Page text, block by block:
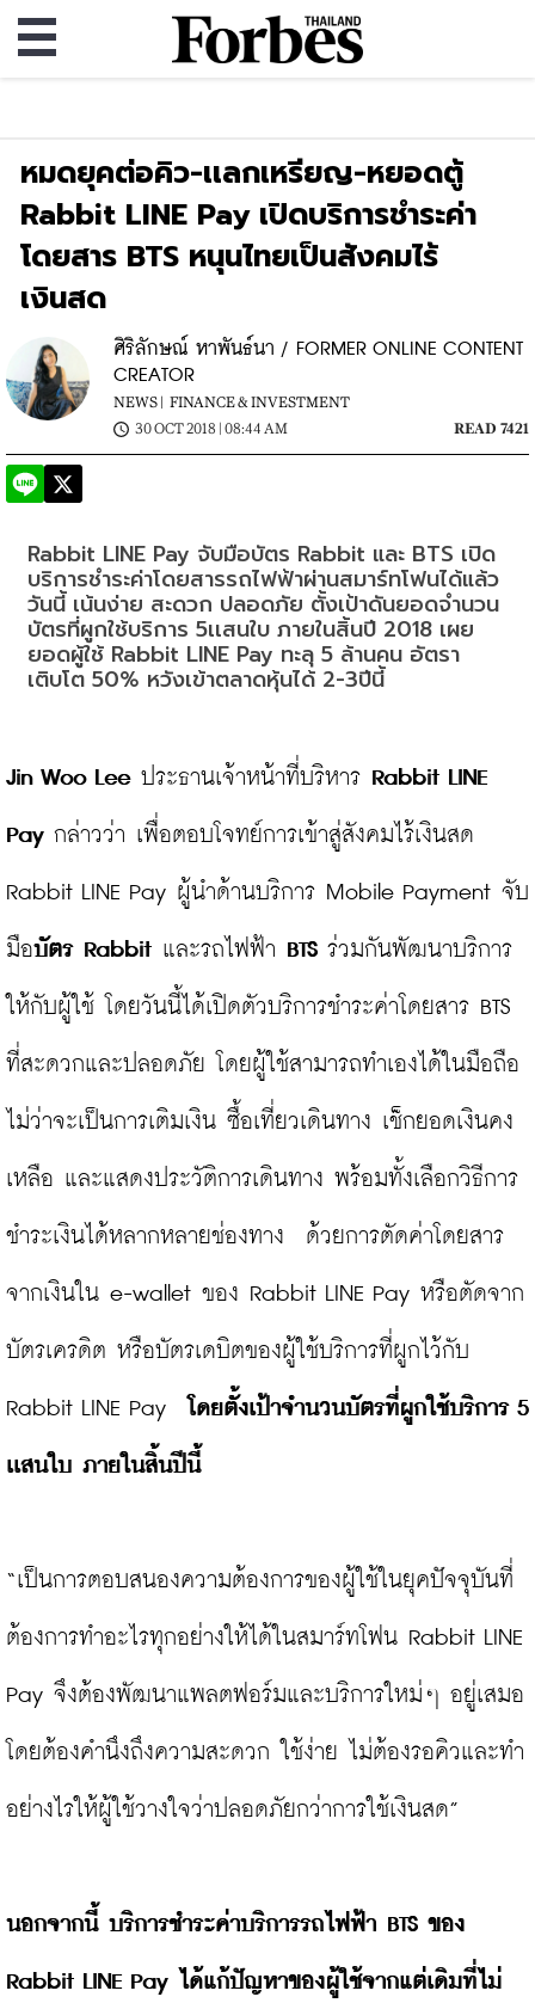
หมดยุคต่อคิว-เเลกเหรียญ-หยอดตู้
Rabbit LINE Pay เปิดบริการชำระค่า
โดยสาร BTS หนุนไทยเป็นสังคมไร้
เงินสด
ศิริลักษณ์ หาพันธ์นา / FORMER ONLINE CONTENT
CREATOR
NEWS |
FINANCE & INVESTMENT
30 OCT 2018 | 08:44 AM
READ 7421
Rabbit LINE Pay จับมือบัตร Rabbit และ BTS เปิด
บริการชำระค่าโดยสารรถไฟฟ้าผ่านสมาร์ทโฟนได้แล้ว
วันนี้ เน้นง่าย สะดวก ปลอดภัย ตั้งเป้าดันยอดจำนวน
บัตรที่ผูกใช้บริการ 5เเสนใบ ภายในสิ้นปี 2018 เผย
ยอดผู้ใช้ Rabbit LINE Pay ทะลุ 5 ล้านคน อัตรา
เติบโต 50% หวังเข้าตลาดหุ้นได้ 2-3ปีนี้
Jin Woo Lee ประธานเจ้าหน้าที่บริหาร Rabbit LINE
Pay กล่าวว่า เพื่อตอบโจทย์การเข้าสู่สังคมไร้เงินสด
Rabbit LINE Pay ผู้นำด้านบริการ Mobile Payment จับ
มือบัตร Rabbit และรถไฟฟ้า BTS ร่วมกันพัฒนาบริการ
ให้กับผู้ใช้ โดยวันนี้ได้เปิดตัวบริการชำระค่าโดยสาร BTS
ที่สะดวกและปลอดภัย โดยผู้ใช้สามารถทำเองได้ในมือถือ
ไม่ว่าจะเป็นการเติมเงิน ซื้อเที่ยวเดินทาง เช็กยอดเงินคง
เหลือ และแสดงประวัติการเดินทาง พร้อมทั้งเลือกวิธีการ
ชำระเงินได้หลากหลายช่องทาง  ด้วยการตัดค่าโดยสาร
จากเงินใน e-wallet ของ Rabbit LINE Pay หรือตัดจาก
บัตรเครดิต หรือบัตรเดบิตของผู้ใช้บริการที่ผูกไว้กับ
Rabbit LINE Pay โดยตั้งเป้าจำนวนบัตรที่ผูกใช้บริการ 5
เเสนใบ ภายในสิ้นปีนี้
“เป็นการตอบสนองความต้องการของผู้ใช้ในยุคปัจจุบันที่
ต้องการทำอะไรทุกอย่างให้ได้ในสมาร์ทโฟน Rabbit LINE
Pay จึงต้องพัฒนาแพลตฟอร์มและบริการใหม่ๆ อยู่เสมอ
โดยต้องคำนึงถึงความสะดวก ใช้ง่าย ไม่ต้องรอคิวและทำ
อย่างไรให้ผู้ใช้วางใจว่าปลอดภัยกว่าการใช้เงินสด”
นอกจากนี้ บริการชำระค่าบริการรถไฟฟ้า BTS ของ
Rabbit LINE Pay ได้แก้ปัญหาของผู้ใช้จากแต่เดิมที่ไม่